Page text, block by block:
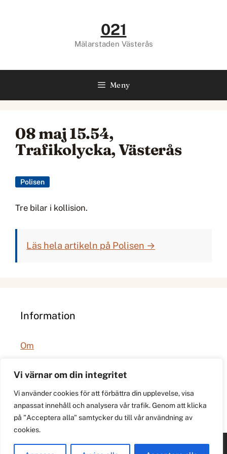
Vi värnar om din integritet
Vi använder cookies för att förbättra din upplevelse, visa
anpassat innehåll och analysera vår trafik. Genom att klicka
på "Acceptera alla" samtycker du till vår användning av
cookies.
021
Mälarstaden Västerås
Meny
08 maj 15.54,
Trafikolycka, Västerås
Polisen
Tre bilar i kollision.
Läs hela artikeln på Polisen →
Information
Om